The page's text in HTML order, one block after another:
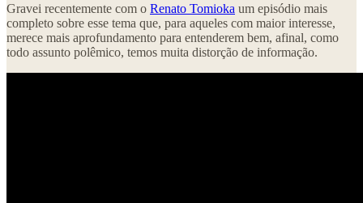
Gravei recentemente com o Renato Tomioka um episódio mais
completo sobre esse tema que, para aqueles com maior interesse,
merece mais aprofundamento para entenderem bem, afinal, como
todo assunto polêmico, temos muita distorção de informação.